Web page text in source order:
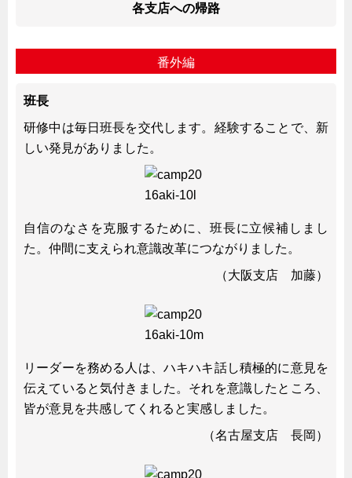
各支店への帰路
番外編
班長
研修中は毎日班長を交代します。経験することで、新
しい発見がありました。
自信のなさを克服するために、班長に立候補しまし
た。仲間に支えられ意識改革につながりました。
（大阪支店 加藤）
リーダーを務める人は、ハキハキ話し積極的に意見を
伝えていると気付きました。それを意識したところ、
皆が意見を共感してくれると実感しました。
（名古屋支店 長岡）